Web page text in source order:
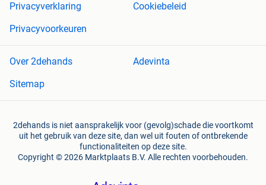
Privacyverklaring
Cookiebeleid
Privacyvoorkeuren
Over 2dehands
Adevinta
Sitemap
2dehands is niet aansprakelijk voor (gevolg)schade die voortkomt
uit het gebruik van deze site, dan wel uit fouten of ontbrekende
functionaliteiten op deze site.
Copyright © 2026 Marktplaats B.V. Alle rechten voorbehouden.